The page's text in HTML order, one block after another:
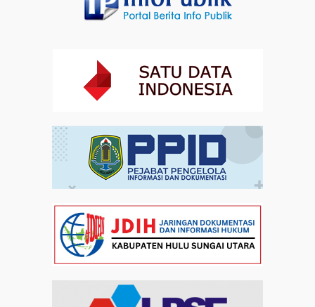
Pandang terhadap Penyandang Disabilitas